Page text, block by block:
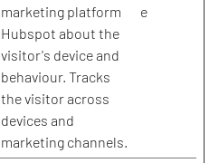
marketing platform
Hubspot about the
visitor's device and
behaviour. Tracks
the visitor across
devices and
marketing channels.
e